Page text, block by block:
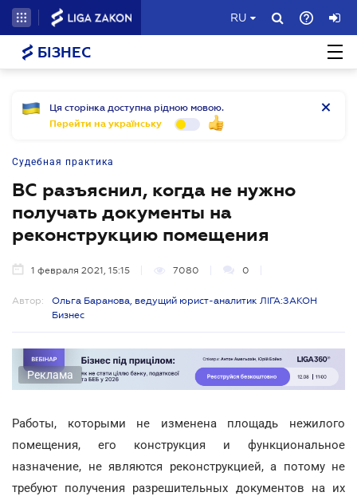
RU
БІЗНЕС
Ця сторінка доступна рідною мовою.
Перейти на українську
Судебная практика
ВС разъяснил, когда не нужно
получать документы на
реконструкцию помещения
1 февраля 2021, 15:15 7080 0
Автор:
Ольга Баранова, ведущий юрист-аналитик ЛІГА:ЗАКОН
Бизнес
Реклама
Работы, которыми не изменена площадь нежилого
помещения, его конструкция и функциональное
назначение, не являются реконструкцией, а потому не
требуют получения разрешительных документов на их